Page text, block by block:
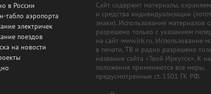
в России
табло аэропорта
электричек
поездов
на новости
Сайт содержит материалы,
и средства индивидуализации
знаки). Использование материалов
разрешено только с указанием
на сайт www.irk.ru. Использование
в печати, ТВ и радио разрешено
названия сайта «Твой Иркутск». К
положения применяются все меры,
предусмотренные ст. 1301 ГК РФ.